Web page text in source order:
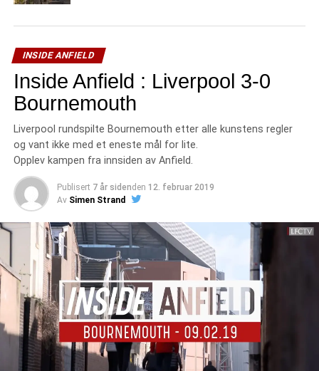
INSIDE ANFIELD
Inside Anfield : Liverpool 3-0
Bournemouth
Liverpool rundspilte Bournemouth etter alle kunstens regler
og vant ikke med et eneste mål for lite.
Opplev kampen fra innsiden av Anfield.
Publisert 7 år sidenden 12. februar 2019
Av Simen Strand